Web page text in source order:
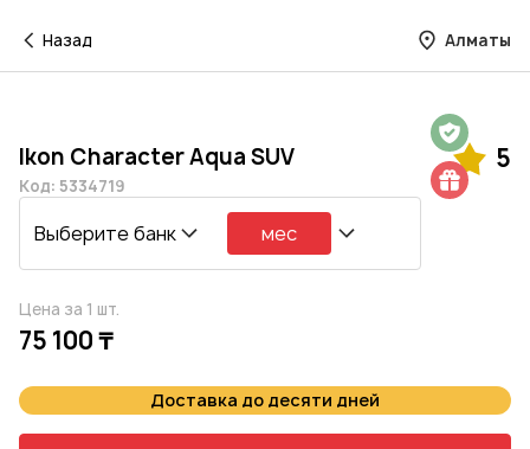
Назад Алматы
Ikon Character Aqua SUV 5
Код: 5334719
Выберите банк мес
Цена за 1 шт.
75 100 ₸
Доставка до десяти дней